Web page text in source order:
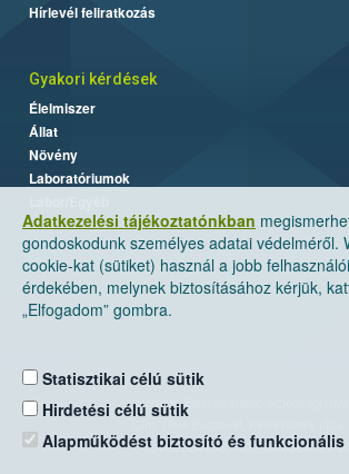
Adatkezelési tájékoztatónkban
gondoskodunk személyes adatai védelméről.
cookie-kat (sütiket) használ a jobb
érdekében, melynek biztosításához kérjük,
„Elfogadom” gombra.
Statisztikai célú sütik
Hirdetési célú sütik
Alapműködést biztosító és
Hírlevél feliratkozás
Gyakori kérdések
Élelmiszer
Állat
Növény
Laboratóriumok
Nemzeti Élelmiszerlánc-biztonsági
Levelezési cím: 1525 Budapest. Pf.